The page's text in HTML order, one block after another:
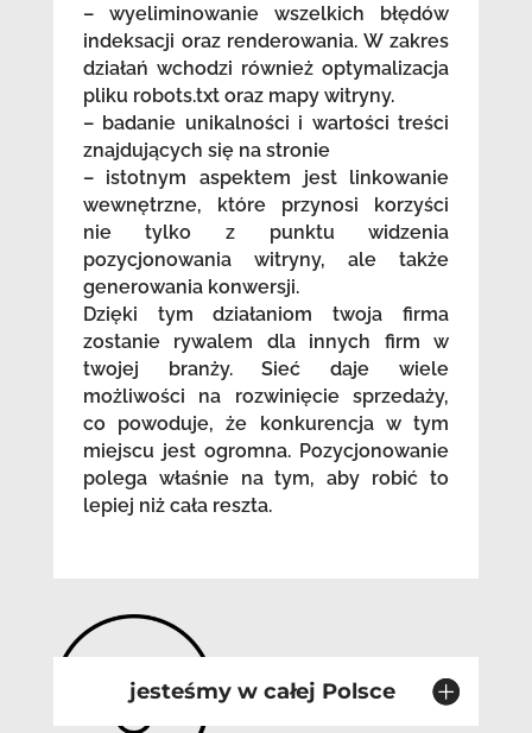
– wyeliminowanie wszelkich błędów
indeksacji oraz renderowania. W zakres
działań wchodzi również optymalizacja
pliku robots.txt oraz mapy witryny.
– badanie unikalności i wartości treści
znajdujących się na stronie
– istotnym aspektem jest linkowanie
wewnętrzne, które przynosi korzyści
nie tylko z punktu widzenia
pozycjonowania witryny, ale także
generowania konwersji.
Dzięki tym działaniom twoja firma
zostanie rywalem dla innych firm w
twojej branży. Sieć daje wiele
możliwości na rozwinięcie sprzedaży,
co powoduje, że konkurencja w tym
miejscu jest ogromna. Pozycjonowanie
polega właśnie na tym, aby robić to
lepiej niż cała reszta.
jesteśmy w całej Polsce